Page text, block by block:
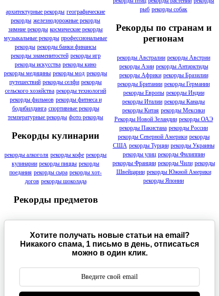
архитектурные рекорды географические
рекорды железнодорожные рекорды
зимние рекорды космические рекорды
музыкальные рекорды профессиональные
рекорды рекорды банки финансы
рекорды знаменитостей рекорды игр
рекорды искусства рекорды кино
рекорды медицины рекорды мод рекорды
путешествий рекорды селфи рекорды
сельского хозяйства рекорды технологий
рекорды фильмов рекорды фитнеса и
бодибилдинга спортивные рекорды
температурные рекорды фото рекорды
Рекорды кулинарии
рекорды алкоголя рекорды кофе рекорды
кулинарии рекорды пиццы рекорды
поедания рекорды сыра рекорды хот-
догов рекорды шоколада
Рекорды предметов
рыб рекорды собак
Рекорды по странам и
регионам
рекорды Австралии рекорды Австрии
рекорды Азии рекорды Антарктиды
рекорды Африки рекорды Бразилии
рекорды Британии рекорды Германии
рекорды Европы рекорды Индии
рекорды Италии рекорды Канады
рекорды Китая рекорды Мексики
Рекорды Новой Зеландии рекорды ОАЭ
рекорды Пакистана рекорды России
рекорды Северной Америки рекорды
США рекорды Турции рекорды Украины
рекорды улиц рекорды Филиппин
рекорды Франции рекорды Чили рекорды
Швейцарии рекорды Южной Америки
рекорды Японии
Хотите получать новые статьи на email?
Никакого спама, 1 письмо в день, отписаться
можно в один клик.